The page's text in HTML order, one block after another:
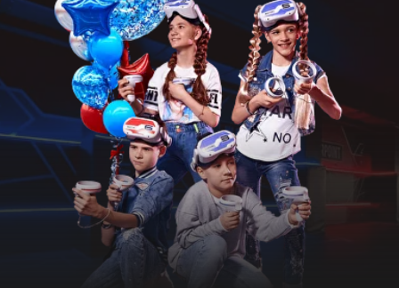
Organitzem un esdeveniment
memorable, a que pot participar tant
en adults com en nens!
Calcula el cost